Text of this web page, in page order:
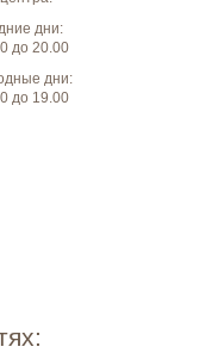
дни:
до 20.00
дни:
до 19.00